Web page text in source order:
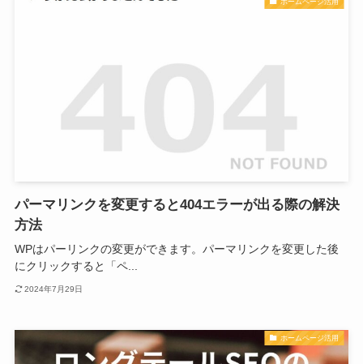
パーマリンクを変更すると404エラーが出る際の解決
方法
WPはパーリンクの変更ができます。パーマリンクを変更した後
にクリックすると「ペ...
2024年7月29日
ホームページ活用